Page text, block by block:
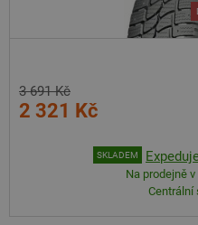
3 691 Kč
2 321 Kč
SKLADEM
Na prodejně
Centrální